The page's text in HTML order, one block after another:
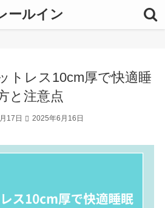
ールイン
トレス10cm厚で快適睡
と注意点
17日 2025年6月16日